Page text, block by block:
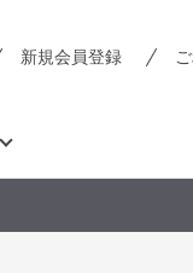
新規会員登録